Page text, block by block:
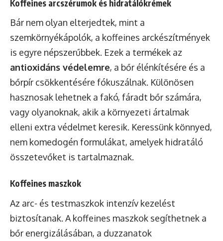
Koffeines arcszérumok és hidratálókrémek
Bár nem olyan elterjedtek, mint a
szemkörnyékápolók, a koffeines arckészítmények
is egyre népszerűbbek. Ezek a termékek az
antioxidáns védelemre, a bőr élénkítésére és a
bőrpír csökkentésére fókuszálnak. Különösen
hasznosak lehetnek a fakó, fáradt bőr számára,
vagy olyanoknak, akik a környezeti ártalmak
elleni extra védelmet keresik. Keressünk könnyed,
nem komedogén formulákat, amelyek hidratáló
összetevőket is tartalmaznak.
Koffeines maszkok
Az arc- és testmaszkok intenzív kezelést
biztosítanak. A koffeines maszkok segíthetnek a
bőr energizálásában, a duzzanatok